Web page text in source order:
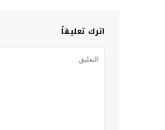
اترك تعليقاً